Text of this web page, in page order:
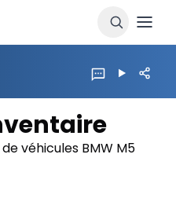
véhicules BMW M5